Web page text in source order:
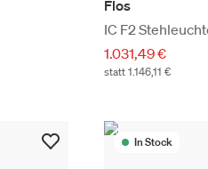
Flos
IC F2
1.031,49 €
statt 1.146,11 €
In Stock